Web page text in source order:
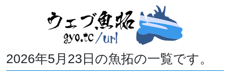
2026年5月23日の魚拓の一覧です。